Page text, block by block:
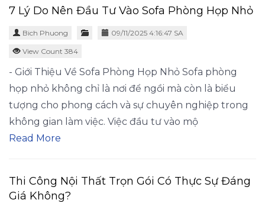
7 Lý Do Nên Đầu Tư Vào Sofa Phòng Họp Nhỏ
Bich Phuong 09/11/2025 4:16:47 SA
View Count 384
- Giới Thiệu Về Sofa Phòng Họp Nhỏ Sofa phòng
họp nhỏ không chỉ là nơi để ngồi mà còn là biểu
tượng cho phong cách và sự chuyên nghiệp trong
không gian làm việc. Việc đầu tư vào mộ
Read More
Thi Công Nội Thất Trọn Gói Có Thực Sự Đáng
Giá Không?